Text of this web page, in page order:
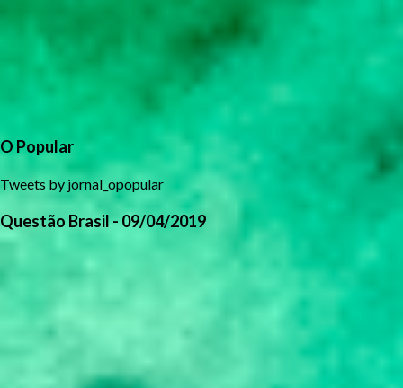
O Popular
Tweets by jornal_opopular
Questão Brasil - 09/04/2019